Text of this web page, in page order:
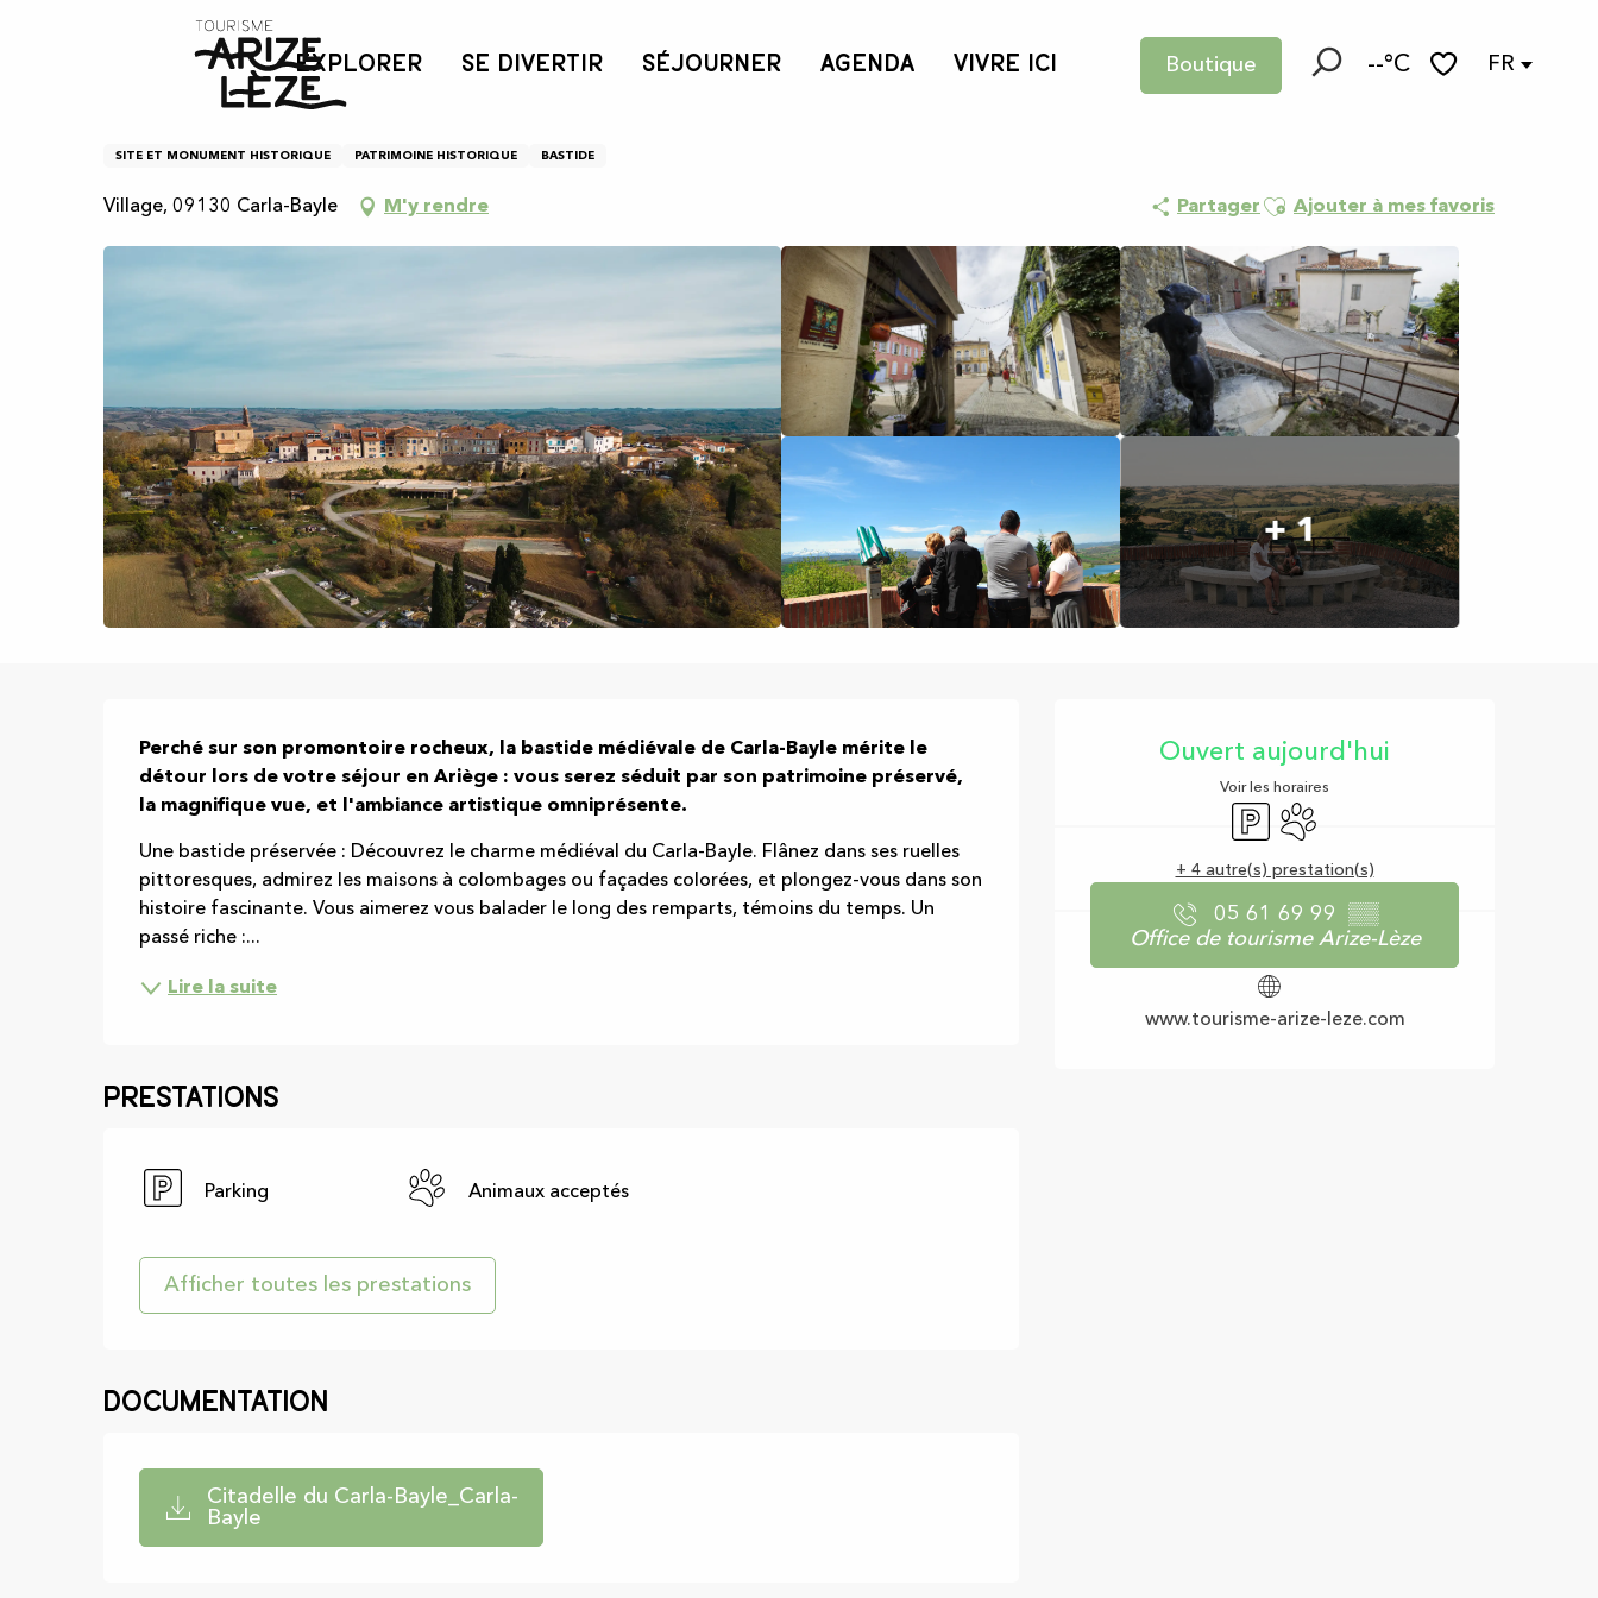
Boutique --°C FR
EXPLORER SE DIVERTIR SÉJOURNER AGENDA VIVRE ICI
Citadelle du Carla-Bayle
Citadelle du Carla-Bayle
SITE ET MONUMENT HISTORIQUE PATRIMOINE HISTORIQUE BASTIDE
Village, 09130 Carla-Bayle M'y rendre Partager Ajouter aux favoris
Ajouter à mes favoris
+ 1
Ouverture et
Ouvert aujourd'hui
Voir les horaires
ParkingAnimaux acceptés
+ 4 autre(s) prestation(s)
05 61 69 99 ▒▒
Office de tourisme Arize-Lèze
www.tourisme-arize-leze.com
Description
Perché sur son promontoire rocheux, la bastide médiévale de Carla-Bayle mérite le
détour lors de votre séjour en Ariège : vous serez séduit par son patrimoine préservé,
la magnifique vue, et l'ambiance artistique omniprésente.
Une bastide préservée : Découvrez le charme médiéval du Carla-Bayle. Flânez dans ses ruelles
pittoresques, admirez les maisons à colombages ou façades colorées, et plongez-vous dans son
histoire fascinante. Vous aimerez vous balader le long des remparts, témoins du temps. Un
passé riche :...
Lire la suite
Prestations
Parking Animaux acceptés
Afficher toutes les prestations
Documentation
Citadelle du Carla-Bayle_Carla-
Bayle